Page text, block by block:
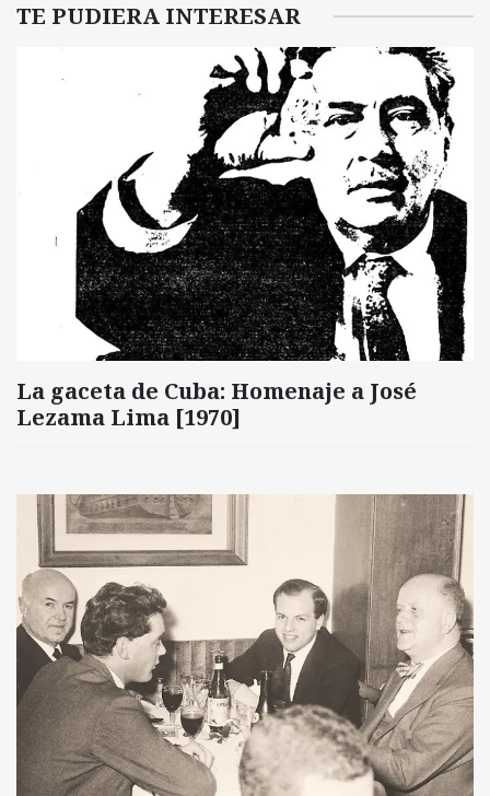
TE PUDIERA INTERESAR
La gaceta de Cuba: Homenaje a José
Lezama Lima [1970]